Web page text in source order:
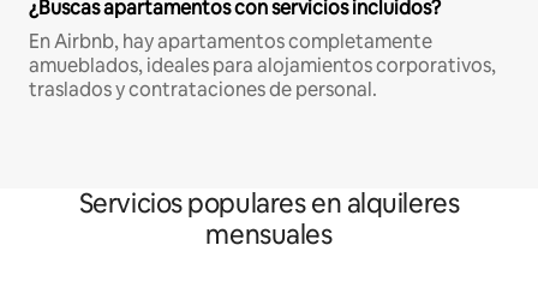
¿Buscas apartamentos con servicios incluidos?
En Airbnb, hay apartamentos completamente
amueblados, ideales para alojamientos corporativos,
traslados y contrataciones de personal.
Servicios populares en alquileres
mensuales